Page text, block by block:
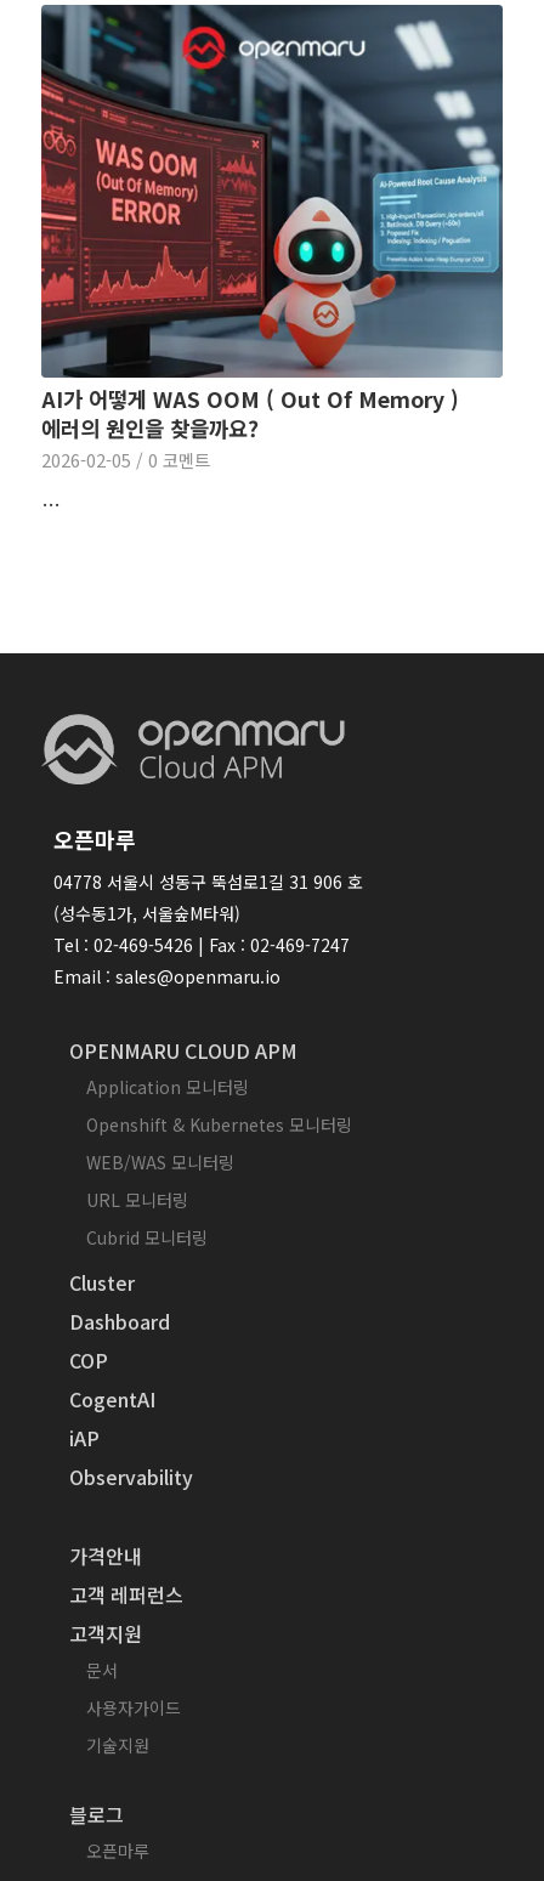
AI가 어떻게 WAS OOM ( Out Of Memory )
에러의 원인을 찾을까요?
2026-02-05 / 0 코멘트
…
오픈마루
04778 서울시 성동구 뚝섬로1길 31 906 호
(성수동1가, 서울숲M타워)
Tel : 02-469-5426 | Fax : 02-469-7247
Email : sales@openmaru.io
OPENMARU CLOUD APM
Application 모니터링
Openshift & Kubernetes 모니터링
WEB/WAS 모니터링
URL 모니터링
Cubrid 모니터링
Cluster
Dashboard
COP
CogentAI
iAP
Observability
가격안내
고객 레퍼런스
고객지원
문서
사용자가이드
기술지원
블로그
오픈마루